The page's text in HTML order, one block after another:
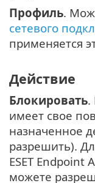
Профиль.
сетевого
применяется
Действие
Блокировать.
имеет свое
назначенное
разрешить).
ESET
можете